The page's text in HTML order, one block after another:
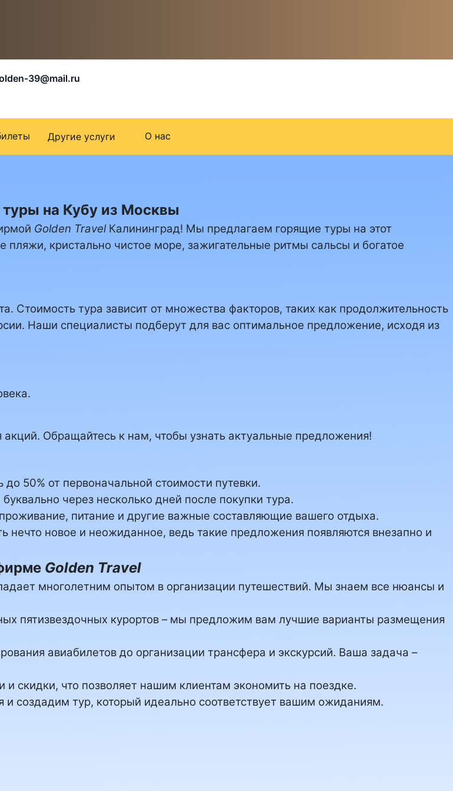
39@mail.ru
Другие услуги О нас
на Кубу из Москвы
Golden TravelКалининград! Мы предлагаем горящие туры на этот
кристально чистое море, зажигательные ритмы сальсы и богатое
Стоимость тура зависит от множества факторов, таких как продолжительность
Наши специалисты подберут для вас оптимальное предложение, исходя из
Обращайтесь к нам, чтобы узнать актуальные предложения!
50% от первоначальной стоимости путевки.
через несколько дней после покупки тура.
питание и другие важные составляющие вашего отдыха.
нечто новое и неожиданное, ведь такие предложения появляются внезапно и
Golden Travel
многолетним опытом в организации путешествий. Мы знаем все нюансы и
пятизвездочных курортов – мы предложим вам лучшие варианты размещения
авиабилетов до организации трансфера и экскурсий. Ваша задача –
и скидки, что позволяет нашим клиентам экономить на поездке.
создадим тур, который идеально соответствует вашим ожиданиям.